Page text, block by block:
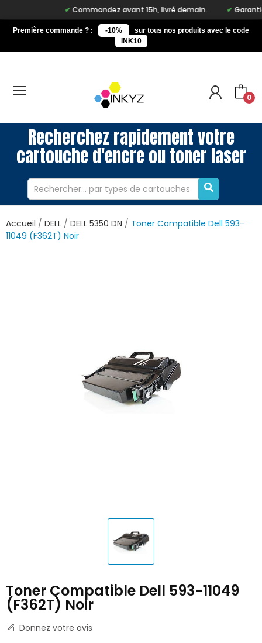
Commandez avant 15h, livré demain. Garantie
Première commande ? : -10%
sur tous nos produits avec le code
INK10
0
Recherchez rapidement votre
cartouche d'encre ou toner laser
Accueil DELL DELL 5350 DN
Toner Compatible Dell 593-
11049 (F362T) Noir
Toner Compatible Dell 593-11049
(F362T) Noir
Donnez votre avis